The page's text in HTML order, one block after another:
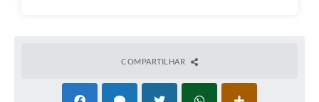
COMPARTILHAR